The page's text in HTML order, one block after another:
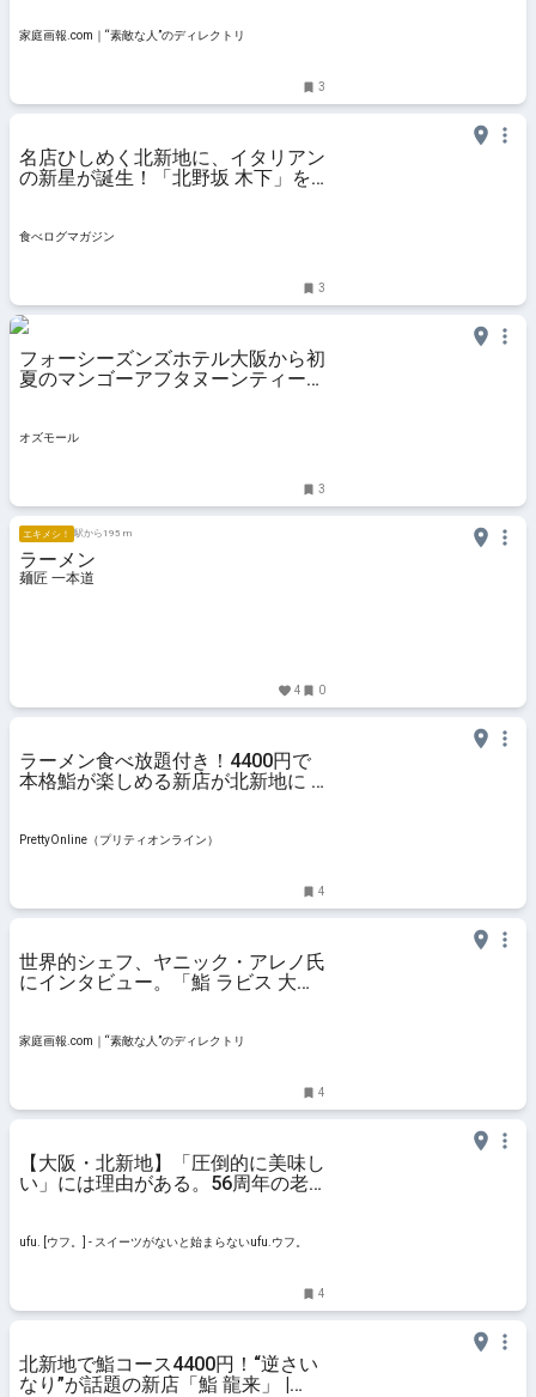
リ
家庭画報.com｜“素敵な人”のディレクトリ
3
名店ひしめく北新地に、イタリアン
の新星が誕生！「北野坂 木下」を
マガジン
食べログマガジン
3
フォーシーズンズホテル大阪から初
夏のマンゴーアフタヌーンティーが
オズモール
3
エキメシ！ 駅から195 m
ラーメン
麺匠 一本道
4 0
ラーメン食べ放題付き！4400円で
本格鮨が楽しめる新店が北新地に |
PrettyOnline（プリティオンライン）
4
世界的シェフ、ヤニック・アレノ氏
にインタビュー。「鮨 ラビス 大
人”のディレクトリ
家庭画報.com｜“素敵な人”のディレクトリ
4
【大阪・北新地】「圧倒的に美味し
い」には理由がある。56周年の老
ufu. [ウフ。]
ufu. [ウフ。] - スイーツがないと始まらないufu.ウフ。
4
北新地で鮨コース4400円！“逆さい
なり”が話題の新店「鮨 龍来」 |